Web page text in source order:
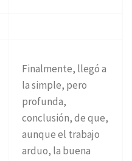
Finalmente, llegó a
la simple, pero
profunda,
conclusión, de que,
aunque el trabajo
arduo, la buena